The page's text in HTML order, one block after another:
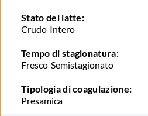
Stato del latte:
Crudo Intero
Tempo di stagionatura:
Fresco Semistagionato
Tipologia di coagulazione:
Presamica